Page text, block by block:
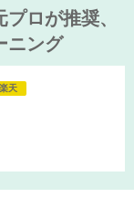
ロが推奨、
ニング
楽天